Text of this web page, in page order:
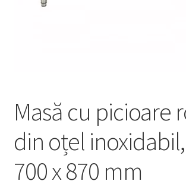
Masă cu picioare
din oțel
700 x 870 mm